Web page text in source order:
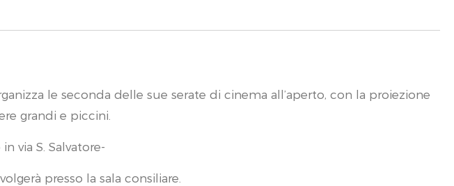
le seconda delle sue serate di cinema all’aperto, con la proiezione
grandi e piccini.
via S. Salvatore-
presso la sala consiliare.